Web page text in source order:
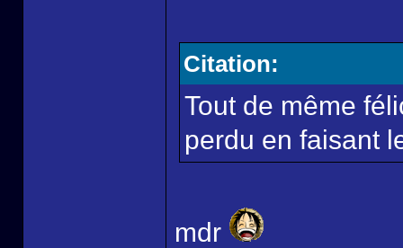
Citation:
Tout de même
perdu en faisant
mdr